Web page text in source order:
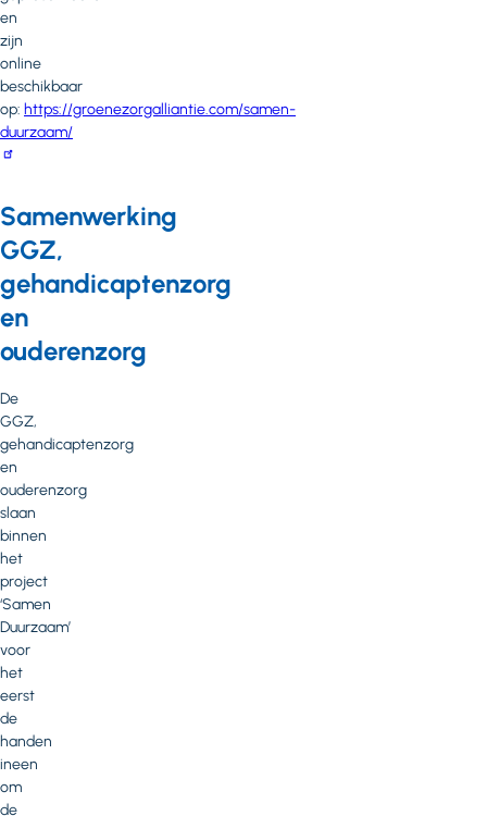
en
zijn
online
beschikbaar
op: https://groenezorgalliantie.com/samen-
duurzaam/
Samenwerking
GGZ,
gehandicaptenzorg
en
ouderenzorg
De
GGZ,
gehandicaptenzorg
en
ouderenzorg
slaan
binnen
het
project
‘Samen
Duurzaam’
voor
het
eerst
de
handen
ineen
om
de